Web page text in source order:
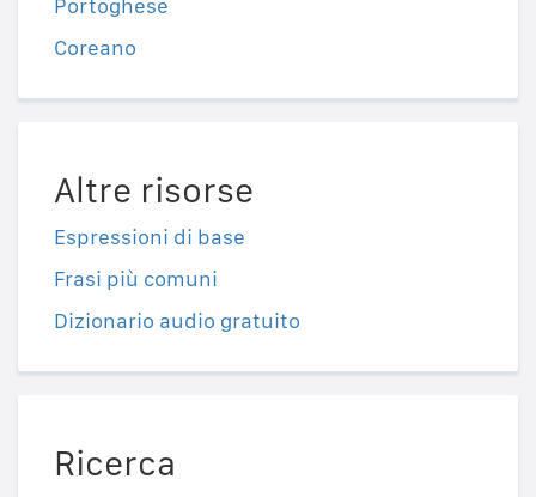
Portoghese
Coreano
Altre risorse
Espressioni di base
Frasi più comuni
Dizionario audio gratuito
Ricerca